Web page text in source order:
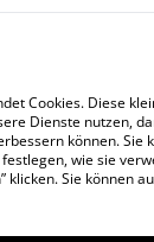
Policy
Impressum
Cookies. Diese
Dienste nutzen,
können. Sie
wie sie
klicken. Sie können